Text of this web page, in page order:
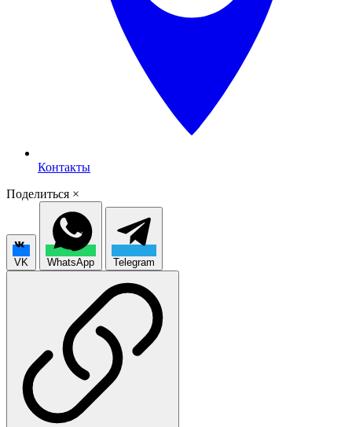
Контакты
Поделиться ×
VK WhatsApp Telegram